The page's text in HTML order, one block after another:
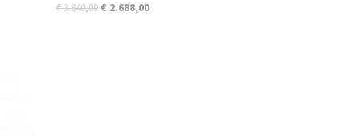
€ 3.840,00€ 2.688,00